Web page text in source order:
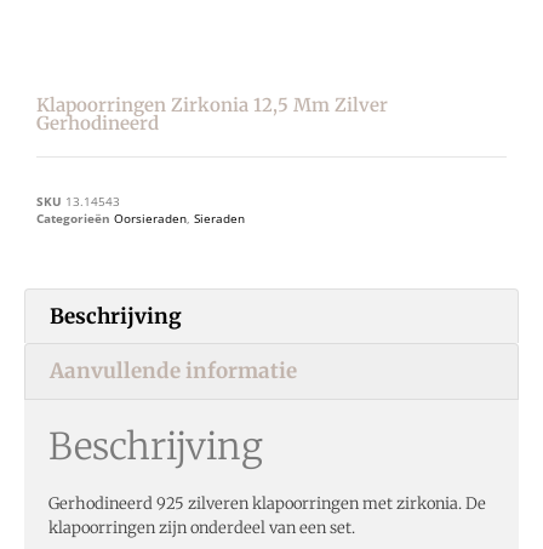
Klapoorringen Zirkonia 12,5 Mm Zilver
Gerhodineerd
SKU 13.14543
Categorieën Oorsieraden, Sieraden
Beschrijving
Aanvullende informatie
Beschrijving
Gerhodineerd 925 zilveren klapoorringen met zirkonia. De
klapoorringen zijn onderdeel van een set.